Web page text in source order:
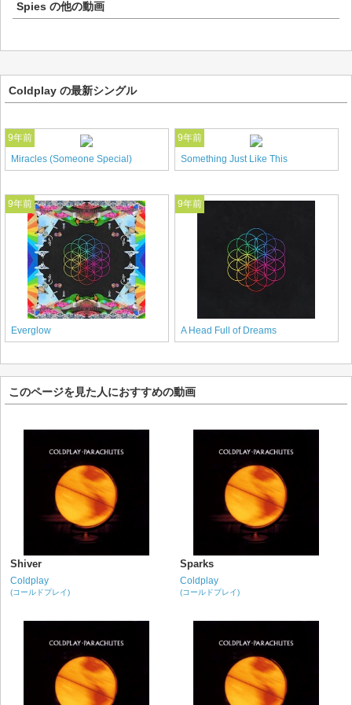
Spies の他の動画
Coldplay の最新シングル
9年前
Miracles (Someone Special)
9年前
Something Just Like This
9年前
Everglow
9年前
A Head Full of Dreams
このページを見た人におすすめの動画
Shiver
Coldplay
(コールドプレイ)
Sparks
Coldplay
(コールドプレイ)